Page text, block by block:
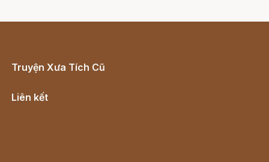
Truyện Xưa Tích Cũ
Liên kết